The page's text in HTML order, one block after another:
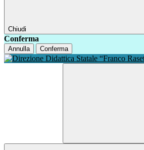
Chiudi
Conferma
Annulla Conferma